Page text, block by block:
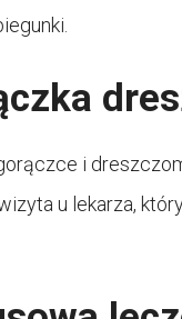
i
u lekarza,